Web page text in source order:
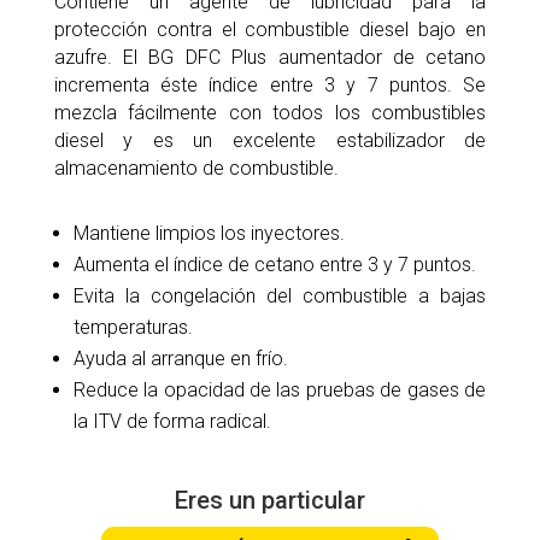
protección contra el combustible diesel bajo en
azufre. El BG DFC Plus aumentador de cetano
incrementa éste índice entre 3 y 7 puntos. Se
mezcla fácilmente con todos los combustibles
diesel y es un excelente estabilizador de
almacenamiento de combustible.
Mantiene limpios los inyectores.
Aumenta el índice de cetano entre 3 y 7 puntos.
Evita la congelación del combustible a bajas
temperaturas.
Ayuda al arranque en frío.
Reduce la opacidad de las pruebas de gases de
la ITV de forma radical.
Eres un particular